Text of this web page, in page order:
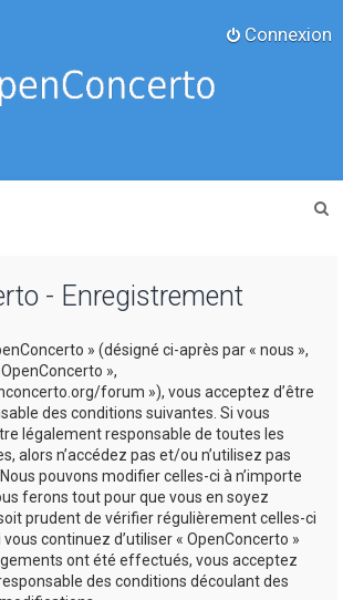
Connexion
- Enregistrement
» (désigné ci-après par « nous »,
»,
forum »), vous acceptez d’être
des conditions suivantes. Si vous
légalement responsable de toutes les
alors n’accédez pas et/ou n’utilisez pas
pouvons modifier celles-ci à n’importe
ferons tout pour que vous en soyez
prudent de vérifier régulièrement celles-ci
continuez d’utiliser « OpenConcerto »
ont été effectués, vous acceptez
des conditions découlant des